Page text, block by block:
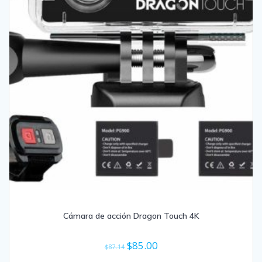
Cámara de acción Dragon Touch 4K
$87.14 El
$85.00El